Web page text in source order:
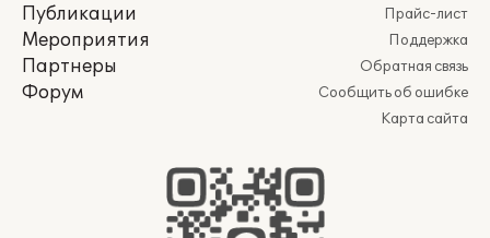
Публикации
Мероприятия
Партнеры
Форум
Прайс-лист
Поддержка
Обратная связь
Сообщить об ошибке
Карта сайта